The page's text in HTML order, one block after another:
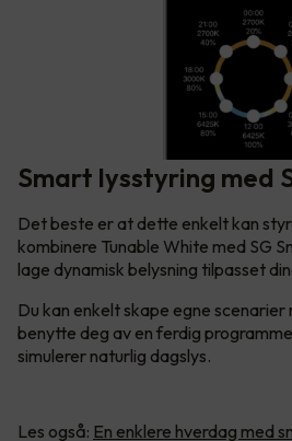
Smart lysstyring med
Det beste er at dette enkelt kan
kombinere Tunable White med SG
lage dynamisk belysning tilpasset
Du kan enkelt skape egne scenarier
benytte deg av en ferdig
simulerer naturlig dagslys.
Les også: En enklere hverdag med